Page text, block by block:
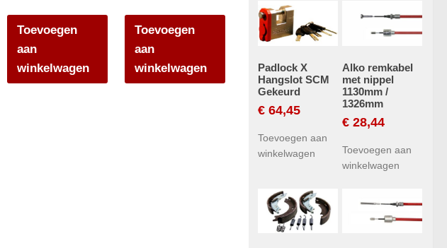
Toevoegen
aan
winkelwagen
Toevoegen
aan
winkelwagen
Padlock X
Hangslot SCM
Gekeurd
€ 64,45
Toevoegen aan
winkelwagen
Alko remkabel
met nippel
1130mm /
1326mm
€28,44
Toevoegen aan
winkelwagen